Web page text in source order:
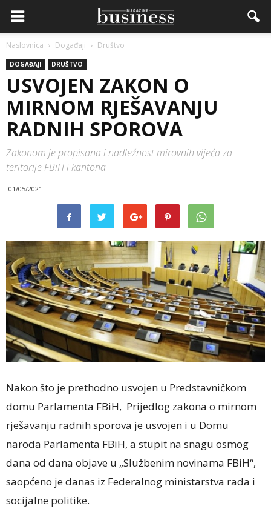
Naslovnica Događaji Društvo
DOGAĐAJI DRUŠTVO
USVOJEN ZAKON O
MIRNOM RJEŠAVANJU
RADNIH SPOROVA
Zakonom je propisana i nadležnost mirovnih vijeća za
teritorije FBiH i kantona
01/05/2021
Nakon što je prethodno usvojen u Predstavničkom
domu Parlamenta FBiH, Prijedlog zakona o mirnom
rješavanju radnih sporova je usvojen i u Domu
naroda Parlamenta FBiH, a stupit na snagu osmog
dana od dana objave u „Službenim novinama FBiH“,
saopćeno je danas iz Federalnog ministarstva rada i
socijalne politike.